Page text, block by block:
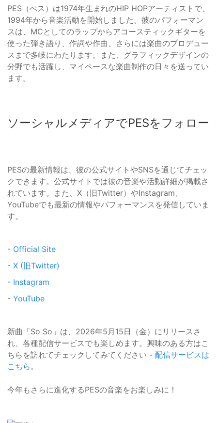
PES（ぺス）は1974年生まれのHIP HOPアーティストで、
1994年から音楽活動を開始しました。彼のパフォーマン
スは、MCとしてのラップからアコースティックギターを
使った弾き語り、作詞や作曲、さらには楽曲のプロデュー
スまで多岐にわたります。また、グラフィックデザインの
分野でも活躍し、マイペースな楽曲制作の日々を送ってい
ます。
ソーシャルメディアでPESをフォロー
PESの最新情報は、彼の公式サイトやSNSを通じてチェッ
クできます。公式サイトでは彼の音楽や活動詳細が掲載さ
れています。また、X（旧Twitter）やInstagram、
YouTubeでも最新の情報やパフォーマンスを発信していま
す。
- Official Site
- X (旧Twitter)
- Instagram
- YouTube
新曲「So So」は、2026年5月15日（金）にリリースさ
れ、各種配信サービスでも楽しめます。興味のある方はこ
ちらを訪れてチェックしてみてください - 配信サービスは
こちら。
今年もさらに進化するPESの音楽をお楽しみに！